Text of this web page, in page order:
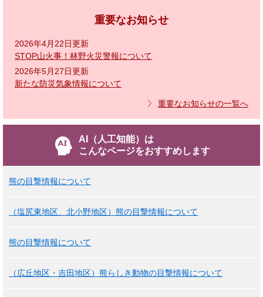
重要なお知らせ
2026年4月22日更新
STOP山火事！林野火災警報について
2026年5月27日更新
新たな防災気象情報について
重要なお知らせの一覧へ
AI（人工知能）は
こんなページをおすすめします
熊の目撃情報について
（塩尻東地区、北小野地区）熊の目撃情報について
熊の目撃情報について
（広丘地区・吉田地区）熊らしき動物の目撃情報について